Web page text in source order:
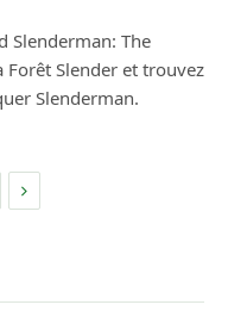
Slenderman: The
Slender et trouvez
Slenderman.
Suivant